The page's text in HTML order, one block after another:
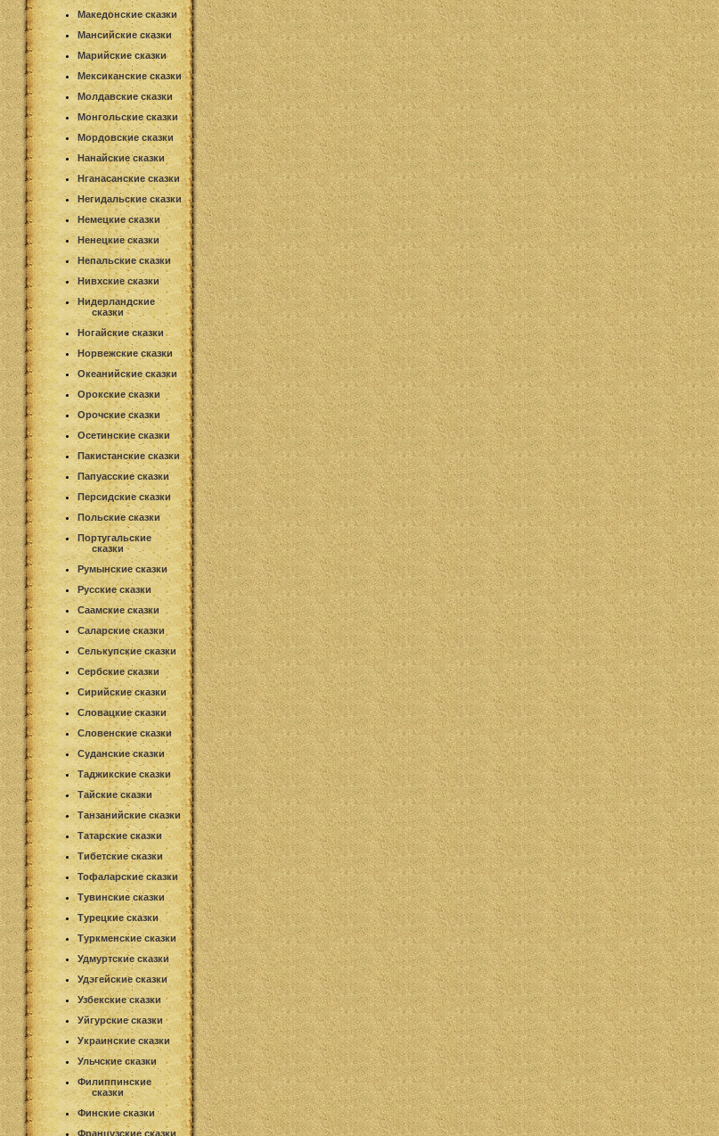
Македонские сказки
Мансийские сказки
Марийские сказки
Мексиканские сказки
Молдавские сказки
Монгольские сказки
Мордовские сказки
Нанайские сказки
Нганасанские сказки
Негидальские сказки
Немецкие сказки
Ненецкие сказки
Непальские сказки
Нивхские сказки
Нидерландские
сказки
Ногайские сказки
Норвежские сказки
Океанийские сказки
Орокские сказки
Орочские сказки
Осетинские сказки
Пакистанские сказки
Папуасские сказки
Персидские сказки
Польские сказки
Португальские
сказки
Румынские сказки
Русские сказки
Саамские сказки
Саларские сказки
Селькупские сказки
Сербские сказки
Сирийские сказки
Словацкие сказки
Словенские сказки
Суданские сказки
Таджикские сказки
Тайские сказки
Танзанийские сказки
Татарские сказки
Тибетские сказки
Тофаларские сказки
Тувинские сказки
Турецкие сказки
Туркменские сказки
Удмуртские сказки
Удэгейские сказки
Узбекские сказки
Уйгурские сказки
Украинские сказки
Ульчские сказки
Филиппинские
сказки
Финские сказки
Французские сказки